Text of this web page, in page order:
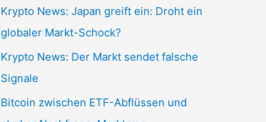
Krypto News: Japan greift ein: Droht ein
globaler Markt-Schock?
Krypto News: Der Markt sendet falsche
Signale
Bitcoin zwischen ETF-Abflüssen und